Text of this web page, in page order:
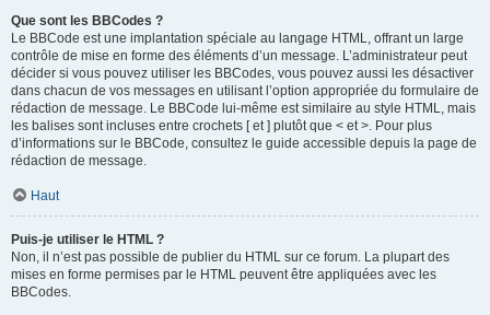
Que sont les BBCodes ?
Le BBCode est une implantation spéciale au langage HTML, offrant un large
contrôle de mise en forme des éléments d’un message. L’administrateur peut
décider si vous pouvez utiliser les BBCodes, vous pouvez aussi les désactiver
dans chacun de vos messages en utilisant l’option appropriée du formulaire de
rédaction de message. Le BBCode lui-même est similaire au style HTML, mais
les balises sont incluses entre crochets [ et ] plutôt que < et >. Pour plus
d’informations sur le BBCode, consultez le guide accessible depuis la page de
rédaction de message.
Haut
Puis-je utiliser le HTML ?
Non, il n’est pas possible de publier du HTML sur ce forum. La plupart des
mises en forme permises par le HTML peuvent être appliquées avec les
BBCodes.